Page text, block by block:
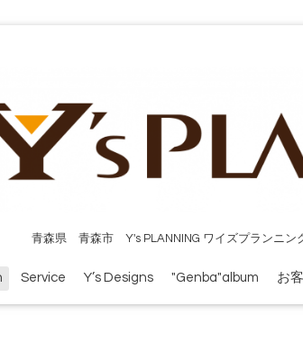
青森県 青森市 Y's PLANNING ワイズプランニ
Service Y’s Designs "Genba"album お